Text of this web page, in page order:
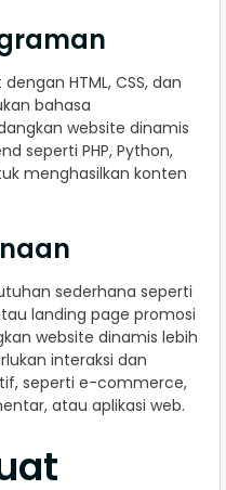
HTML, CSS, dan
bahasa
website dinamis
seperti PHP, Python,
menghasilkan konten
sederhana seperti
landing page promosi
website dinamis lebih
interaksi dan
seperti e-commerce,
atau aplikasi web.